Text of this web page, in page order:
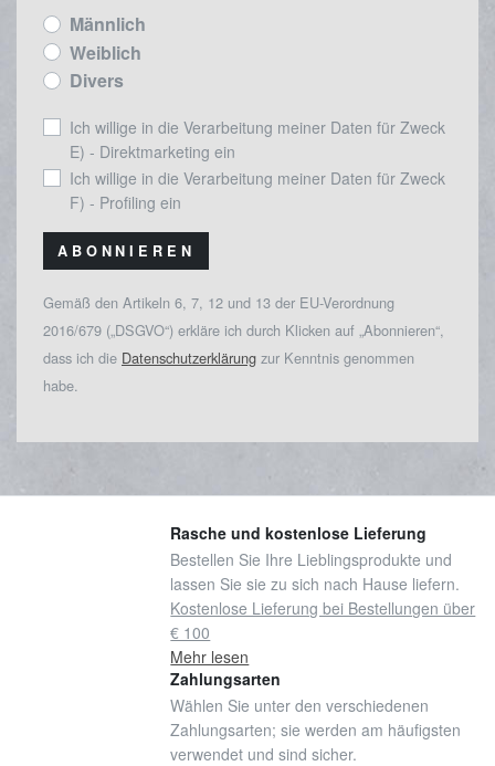
Männlich
Weiblich
Divers
Ich willige in die Verarbeitung meiner Daten für Zweck
E) - Direktmarketing ein
Ich willige in die Verarbeitung meiner Daten für Zweck
F) - Profiling ein
ABONNIEREN
Gemäß den Artikeln 6, 7, 12 und 13 der EU-Verordnung
2016/679 („DSGVO“) erkläre ich durch Klicken auf „Abonnieren“,
dass ich die Datenschutzerklärung zur Kenntnis genommen
habe.
Rasche und kostenlose Lieferung
Bestellen Sie Ihre Lieblingsprodukte und
lassen Sie sie zu sich nach Hause liefern.
Kostenlose Lieferung bei Bestellungen über
€ 100
Mehr lesen
Zahlungsarten
Wählen Sie unter den verschiedenen
Zahlungsarten; sie werden am häufigsten
verwendet und sind sicher.